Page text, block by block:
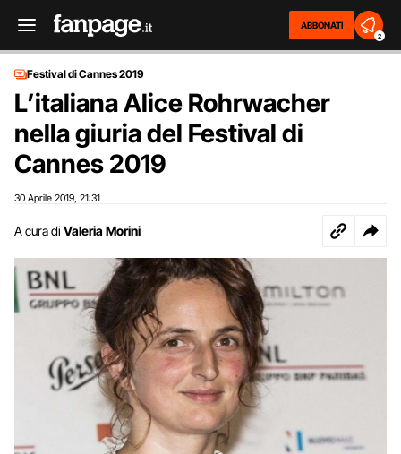
ABBONATI
2
Festival di Cannes 2019
L’italiana Alice Rohrwacher
nella giuria del Festival di
Cannes 2019
30 Aprile 2019 21:31
A cura di Valeria Morini